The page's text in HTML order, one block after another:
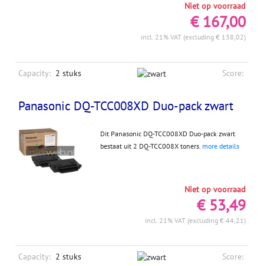
Niet op voorraad
€ 167,00
incl. 21% VAT (excluding € 138,02)
Capacity: 2 stuks Score:
Panasonic DQ-TCC008XD Duo-pack zwart
Dit Panasonic DQ-TCC008XD Duo-pack zwart
bestaat uit 2 DQ-TCC008X toners. more details
Niet op voorraad
€ 53,49
incl. 21% VAT (excluding € 44,21)
Capacity: 2 stuks Score: